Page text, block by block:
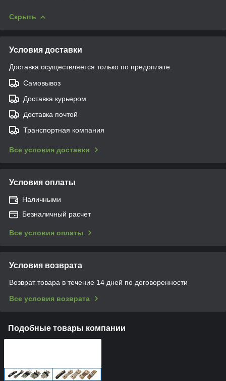
Скрыть
Условия доставки
Доставка осуществляется только по предоплате.
Самовывоз
Доставка курьером
Доставка почтой
Транспортная компания
Все условия доставки
Условия оплаты
Наличными
Безналичный расчет
Все условия оплаты
Условия возврата
Возврат товара в течение 14 дней по договоренности
Все условия возврата
Подобные товары компании